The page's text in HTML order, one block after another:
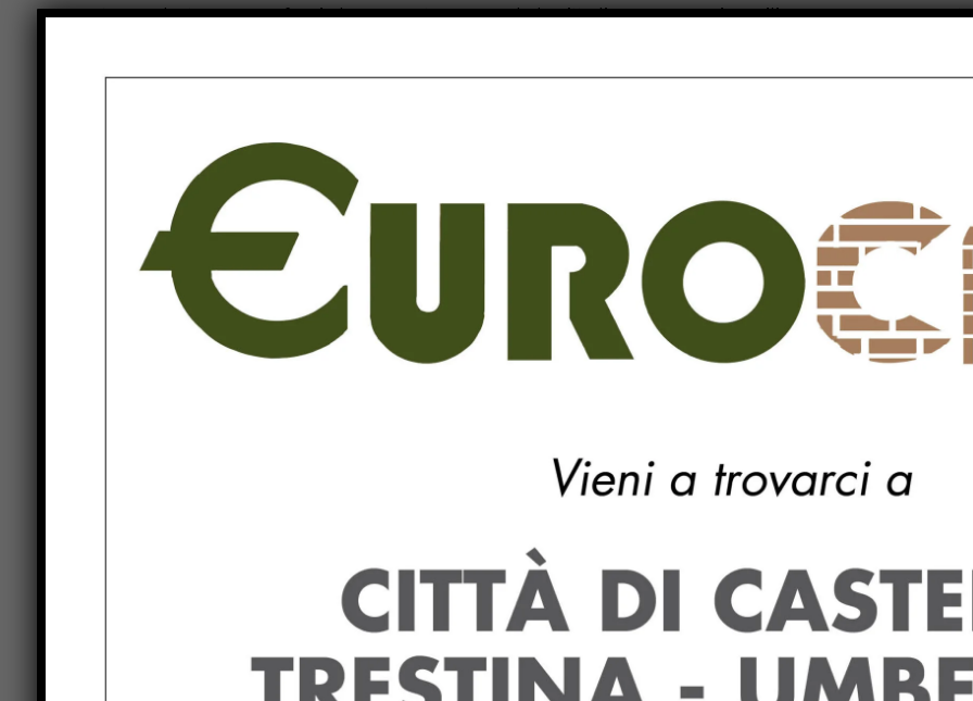
estrema destra, Arezzo faccia la sua parte e conceda la cittadinanza onoraria a Liliana Segre. La proposta
dove la senatrice a vita venne deportata quando era bambina, abbiamo il compito di dare un segnale e di
non farci seppellire dalla vergogna, per questo Liliana Segre dovrebbe diventare cittadina onoraria di
Arezzo». Di recente Segre, 89 anni, sopravvissuta alla deportazione ad Auschwitz, è accompagnata nei
spostamenti da due carabinieri a causa delle continue minacce. La decisione del Questore di Milano è
arrivata dopo centinaia di messaggi carichi di odio sui social network, ma anche per l’esposizione di uno
striscione da parte di un gruppo neo fascista.«Non possiamo tollerare che il nostro Paese e le nostre città
diventino terreno in cui germinano il fascismo, la violenza e l’intolleranza – ribadisce Caneschi – per
questo faccio appello a tutte le forze politiche affinché si riconoscano in questi principi e lancino così un
messaggio di fratellanza nei confronti di chi, per tutta la vita, dopo essere sopravvissuta alla tragedia
Next article